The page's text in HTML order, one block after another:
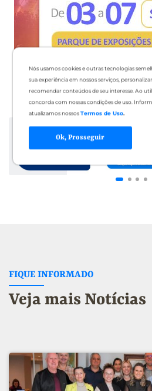
Nós usamos cookies e outras tecnologias
sua experiência em nossos serviços,
recomendar conteúdos de seu interesse. Ao
concorda com nossas condições de uso.
atualizamos nossosTermos de Uso.
Ok, Prosseguir
FIQUE INFORMADO
Veja mais Notícias